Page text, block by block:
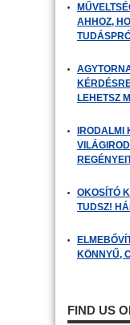
AHHOZ,
LEHETSZ
IRODALMI
OKOSÍTÓ
TUDSZ!
KÖNNYŰ,
FIND US